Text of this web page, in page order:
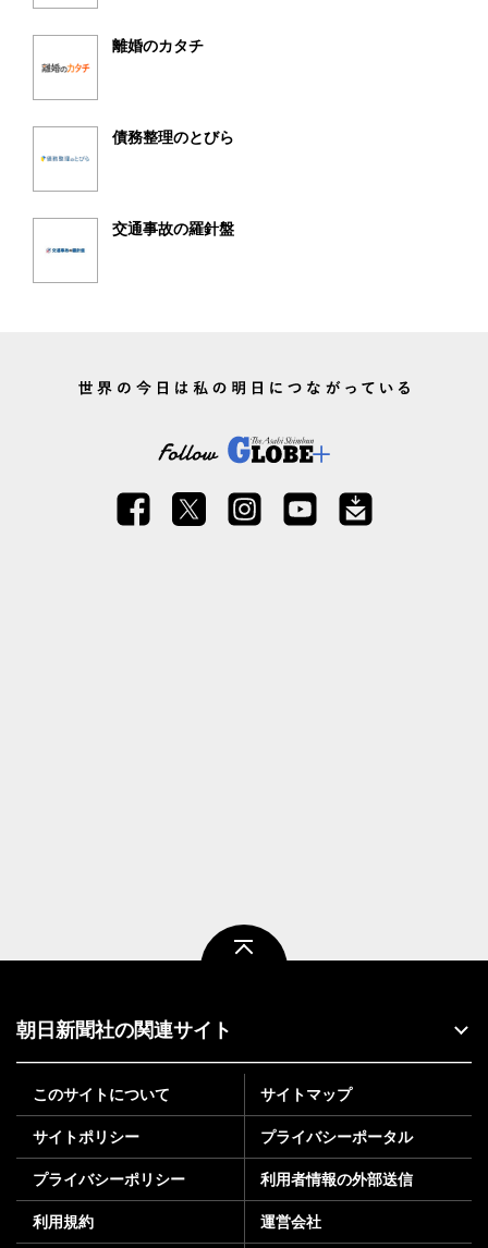
離婚のカタチ
債務整理のとびら
交通事故の羅針盤
朝日新聞社の関連サイト
このサイトについて サイトマップ
サイトポリシー プライバシーポータル
プライバシーポリシー 利用者情報の外部送信
利用規約 運営会社